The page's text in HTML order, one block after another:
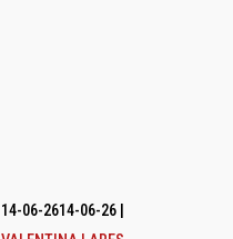
14-06-2614-06-26|